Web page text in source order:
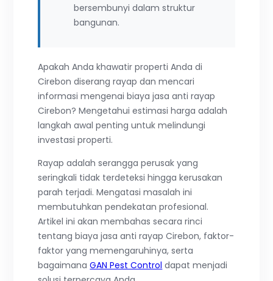
bersembunyi dalam struktur
bangunan.
Apakah Anda khawatir properti Anda di
Cirebon diserang rayap dan mencari
informasi mengenai biaya jasa anti rayap
Cirebon? Mengetahui estimasi harga adalah
langkah awal penting untuk melindungi
investasi properti.
Rayap adalah serangga perusak yang
seringkali tidak terdeteksi hingga kerusakan
parah terjadi. Mengatasi masalah ini
membutuhkan pendekatan profesional.
Artikel ini akan membahas secara rinci
tentang biaya jasa anti rayap Cirebon, faktor-
faktor yang memengaruhinya, serta
bagaimanaGAN Pest Control dapat menjadi